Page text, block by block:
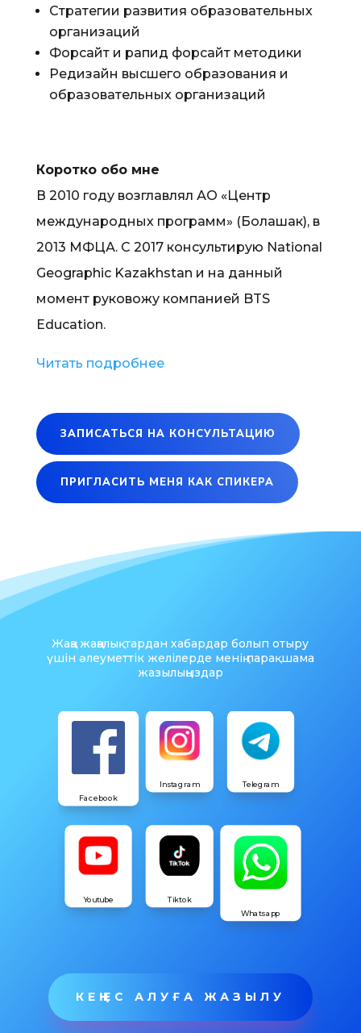
Стратегии развития образовательных
организаций
Форсайт и рапид форсайт методики
Редизайн высшего образования и
образовательных организаций
Коротко обо мне
В 2010 году возглавлял АО «Центр
международных программ» (Болашак), в
2013 МФЦА. С 2017 консультирую National
Geographic Kazakhstan и на данный
момент руковожу компанией BTS
Education.
Читать подробнее
ЗАПИСАТЬСЯ НА КОНСУЛЬТАЦИЮ
ПРИГЛАСИТЬ МЕНЯ КАК СПИКЕРА
Жаңа жаңалықтардан хабардар болып отыру
үшін әлеуметтік желілерде менің парақшама
жазылыңыздар
Facebook
Instagram Telegram
Youtube
Tiktok
Whatsapp
КЕҢЕС АЛУҒА ЖАЗЫЛУ